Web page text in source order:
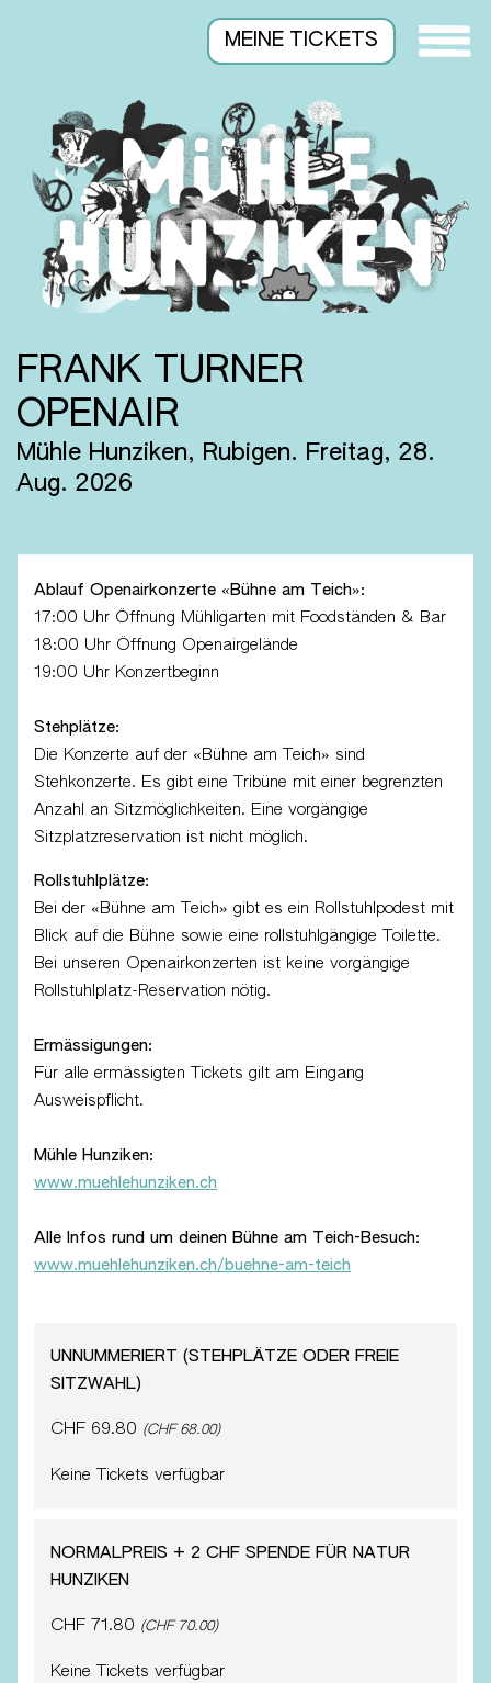
MEINE TICKETS
FRANK TURNER
OPENAIR
Mühle Hunziken, Rubigen. Freitag, 28.
Aug. 2026
Ablauf Openairkonzerte «Bühne am Teich»:
17:00 Uhr Öffnung Mühligarten mit Foodständen & Bar
18:00 Uhr Öffnung Openairgelände
19:00 Uhr Konzertbeginn
Stehplätze:
Die Konzerte auf der «Bühne am Teich» sind
Stehkonzerte. Es gibt eine Tribüne mit einer begrenzten
Anzahl an Sitzmöglichkeiten. Eine vorgängige
Sitzplatzreservation ist nicht möglich.
Rollstuhlplätze:
Bei der «Bühne am Teich» gibt es ein Rollstuhlpodest mit
Blick auf die Bühne sowie eine rollstuhlgängige Toilette.
Bei unseren Openairkonzerten ist keine vorgängige
Rollstuhlplatz-Reservation nötig.
Ermässigungen:
Für alle ermässigten Tickets gilt am Eingang
Ausweispflicht.
Mühle Hunziken:
www.muehlehunziken.ch
Alle Infos rund um deinen Bühne am Teich-Besuch:
www.muehlehunziken.ch/buehne-am-teich
UNNUMMERIERT (STEHPLÄTZE ODER FREIE
SITZWAHL)
CHF 69.80 (CHF 68.00)
Keine Tickets verfügbar
NORMALPREIS + 2 CHF SPENDE FÜR NATUR
HUNZIKEN
CHF 71.80 (CHF 70.00)
Keine Tickets verfügbar